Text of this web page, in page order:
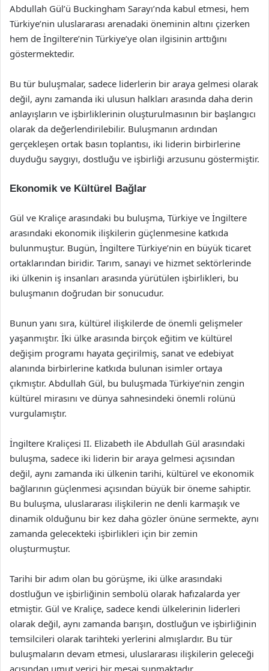
Abdullah Gül’ü Buckingham Sarayı’nda kabul etmesi, hem
Türkiye’nin uluslararası arenadaki öneminin altını çizerken
hem de İngiltere’nin Türkiye’ye olan ilgisinin arttığını
göstermektedir.
Bu tür buluşmalar, sadece liderlerin bir araya gelmesi olarak
değil, aynı zamanda iki ulusun halkları arasında daha derin
anlayışların ve işbirliklerinin oluşturulmasının bir başlangıcı
olarak da değerlendirilebilir. Buluşmanın ardından
gerçekleşen ortak basın toplantısı, iki liderin birbirlerine
duyduğu saygıyı, dostluğu ve işbirliği arzusunu göstermiştir.
Ekonomik ve Kültürel Bağlar
Gül ve Kraliçe arasındaki bu buluşma, Türkiye ve İngiltere
arasındaki ekonomik ilişkilerin güçlenmesine katkıda
bulunmuştur. Bugün, İngiltere Türkiye’nin en büyük ticaret
ortaklarından biridir. Tarım, sanayi ve hizmet sektörlerinde
iki ülkenin iş insanları arasında yürütülen işbirlikleri, bu
buluşmanın doğrudan bir sonucudur.
Bunun yanı sıra, kültürel ilişkilerde de önemli gelişmeler
yaşanmıştır. İki ülke arasında birçok eğitim ve kültürel
değişim programı hayata geçirilmiş, sanat ve edebiyat
alanında birbirlerine katkıda bulunan isimler ortaya
çıkmıştır. Abdullah Gül, bu buluşmada Türkiye’nin zengin
kültürel mirasını ve dünya sahnesindeki önemli rolünü
vurgulamıştır.
İngiltere Kraliçesi II. Elizabeth ile Abdullah Gül arasındaki
buluşma, sadece iki liderin bir araya gelmesi açısından
değil, aynı zamanda iki ülkenin tarihi, kültürel ve ekonomik
bağlarının güçlenmesi açısından büyük bir öneme sahiptir.
Bu buluşma, uluslararası ilişkilerin ne denli karmaşık ve
dinamik olduğunu bir kez daha gözler önüne sermekte, aynı
zamanda gelecekteki işbirlikleri için bir zemin
oluşturmuştur.
Tarihi bir adım olan bu görüşme, iki ülke arasındaki
dostluğun ve işbirliğinin sembolü olarak hafızalarda yer
etmiştir. Gül ve Kraliçe, sadece kendi ülkelerinin liderleri
olarak değil, aynı zamanda barışın, dostluğun ve işbirliğinin
temsilcileri olarak tarihteki yerlerini almışlardır. Bu tür
buluşmaların devam etmesi, uluslararası ilişkilerin geleceği
açısından umut verici bir mesaj sunmaktadır.